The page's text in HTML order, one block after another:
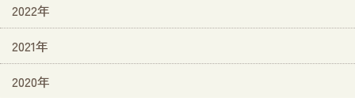
2022年
2021年
2020年